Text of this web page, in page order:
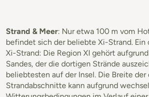
Strand & Meer: Nur etwa 100 m vom
befindet sich der beliebte Xi-Strand. Ein
Xi-Strand: Die Region XI gehört
Sandes, der die dortigen Strände
beliebtesten auf der Insel. Die Breite der
Strandabschnitte kann aufgrund